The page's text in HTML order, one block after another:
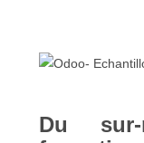
Du